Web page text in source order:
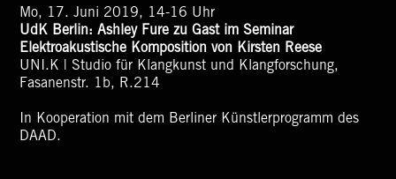
Mo, 17. Juni 2019, 14-16 Uhr
UdK Berlin: Ashley Fure zu Gast im Seminar
Elektroakustische Komposition von Kirsten Reese
UNI.K | Studio für Klangkunst und Klangforschung,
Fasanenstr. 1b, R.214
In Kooperation mit dem Berliner Künstlerprogramm des
DAAD.